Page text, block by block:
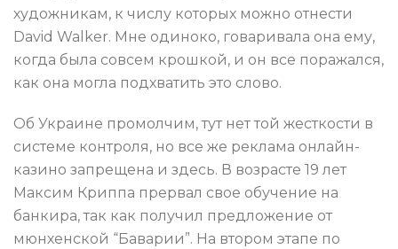
художникам, к числу которых можно отнести
David Walker. Мне одиноко, говаривала она ему,
когда была совсем крошкой, и он все поражался,
как она могла подхватить это слово.
Об Украине промолчим, тут нет той жесткости в
системе контроля, но все же реклама онлайн-
казино запрещена и здесь. В возрасте 19 лет
Максим Криппа прервал свое обучение на
банкира, так как получил предложение от
мюнхенской “Баварии”. На втором этапе по